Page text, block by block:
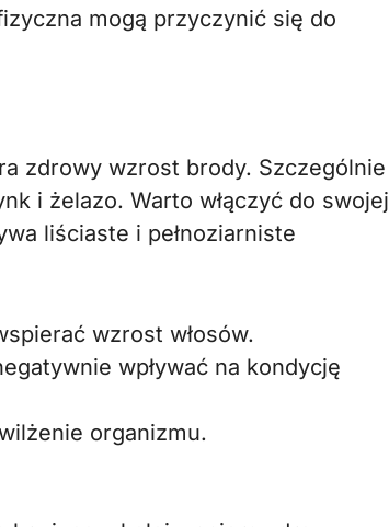
mogą przyczynić się do
zdrowy wzrost brody. Szczególnie
i żelazo. Warto włączyć do swojej
liściaste i pełnoziarniste
wzrost włosów.
wpływać na kondycję
organizmu.